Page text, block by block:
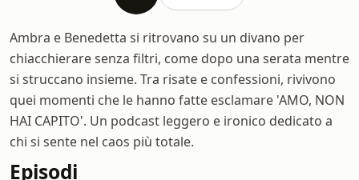
Ambra e Benedetta si ritrovano su un divano per
chiacchierare senza filtri, come dopo una serata mentre
si struccano insieme. Tra risate e confessioni, rivivono
quei momenti che le hanno fatte esclamare 'AMO, NON
HAI CAPITO'. Un podcast leggero e ironico dedicato a
chi si sente nel caos più totale.
Episodi